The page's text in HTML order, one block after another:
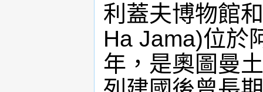
利蓋夫博物館
Ha Jama)位於
年，是奧圖曼